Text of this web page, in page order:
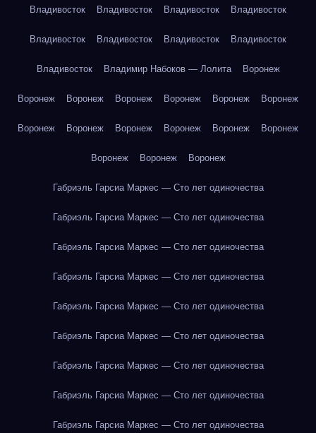
Владивосток Владивосток Владивосток Владивосток
Владивосток Владивосток Владивосток Владивосток
Владивосток Владимир Набоков — Лолита Воронеж
Воронеж Воронеж Воронеж Воронеж Воронеж Воронеж
Воронеж Воронеж Воронеж Воронеж Воронеж Воронеж
Воронеж Воронеж Воронеж
Габриэль Гарсиа Маркес — Сто лет одиночества
Габриэль Гарсиа Маркес — Сто лет одиночества
Габриэль Гарсиа Маркес — Сто лет одиночества
Габриэль Гарсиа Маркес — Сто лет одиночества
Габриэль Гарсиа Маркес — Сто лет одиночества
Габриэль Гарсиа Маркес — Сто лет одиночества
Габриэль Гарсиа Маркес — Сто лет одиночества
Габриэль Гарсиа Маркес — Сто лет одиночества
Габриэль Гарсиа Маркес — Сто лет одиночества